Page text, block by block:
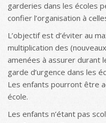
garderies dans les écoles
confier l’organisation à
L’objectif est d’éviter au
multiplication des
amenées à assurer durant
garde d’urgence dans les
Les enfants pourront être
école.
Les enfants n’étant pas